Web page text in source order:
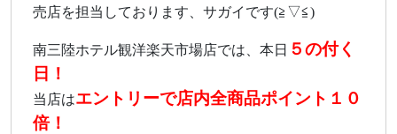
売店を担当しております、サガイです(≧▽≦)
南三陸ホテル観洋楽天市場店では、本日 ５の付く
日！
当店はエントリーで店内全商品ポイント１０
倍！